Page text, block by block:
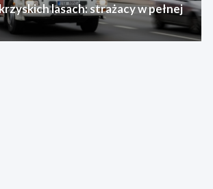
lasach: strażacy w pełnej